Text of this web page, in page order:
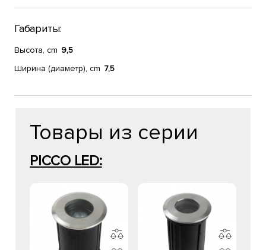
Габариты:
Высота, cm 9,5
Ширина (диаметр), cm 7,5
Товары из серии
PICCO LED: